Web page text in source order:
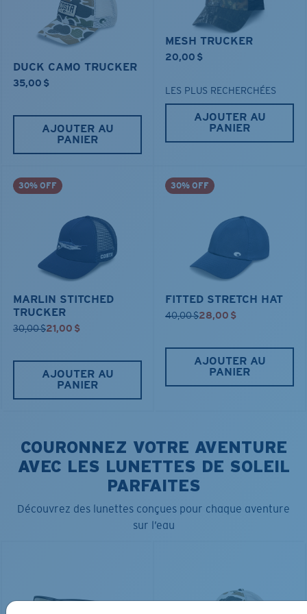
DUCK CAMO TRUCKER
35,00 $
AJOUTER AU
PANIER
MESH TRUCKER
20,00 $
LES PLUS RECHERCHÉES
AJOUTER AU
PANIER
30% OFF
MARLIN STITCHED
TRUCKER
30,00 $21,00 $
AJOUTER AU
PANIER
30% OFF
FITTED STRETCH HAT
40,00 $28,00 $
AJOUTER AU
PANIER
COURONNEZ VOTRE AVENTURE
AVEC LES LUNETTES DE SOLEIL
PARFAITES
Découvrez des lunettes conçues pour chaque aventure
sur l’eau